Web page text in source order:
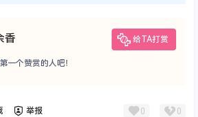
香 给TA打赏
一个赞赏的人吧！
举报 0 0